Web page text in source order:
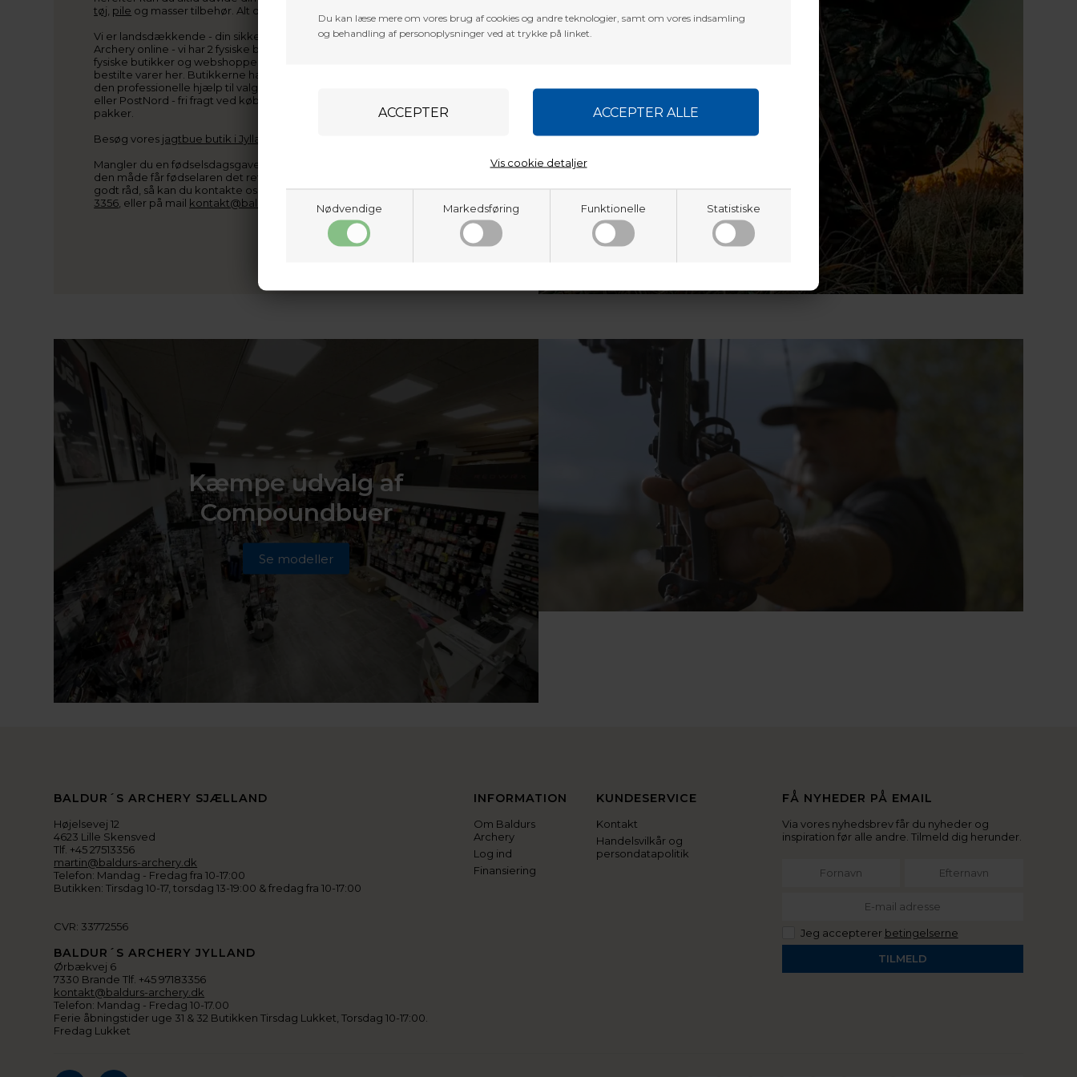
Du kan læse mere om vores brug af cookies og andre teknologier, samt om vores indsamling
og behandling af personoplysninger ved at trykke på linket.
Nødvendige Markedsføring Funktionelle Statistiske
Vis cookie detaljer
tøj, pile og masser tilbehør. Alt dette kan du finde her på siden.
Vi er landsdækkende - din sikkerhed ved køb. Du finder ikke kun Baldur ́s
Archery online - vi har 2 fysiske butikker placeret i Jylland og Sjælland. De
fysiske butikker og webshoppen arbejder sammen, så du kan afhente
bestilte varer her. Butikkerne har også et stort sortiment, hvor du også kan få
den professionelle hjælp til valg af udstyr samt instruktion. Vi sender med GLS
eller PostNord - fri fragt ved køb over kr. 800,-, med undtagelse af volumen
pakker.
Besøg vores jagtbue butik i Jylland
Mangler du en fødselsdagsgave? Køb et gavekort til Baldur ́s Archery - på
den måde får fødselaren det rette udstyr Ved spørgsmål og/eller behov for et
godt råd, så kan du kontakte os på telefon, Baldur:9718 3356, eller Martin:2751
3356, eller på mail kontakt@baldurs-archery.dk
Kæmpe udvalg af
Compoundbuer
Se modeller
BALDUR´S ARCHERY SJÆLLAND
Højelsevej 12
4623 Lille Skensved
Tlf. +45 27513356
martin@baldurs-archery.dk
Telefon: Mandag - Fredag fra 10-17:00
Butikken: Tirsdag 10-17, torsdag 13-19:00 & fredag fra 10-17:00
CVR: 33772556
BALDUR´S ARCHERY JYLLAND
Ørbækvej 6
7330 Brande Tlf. +45 97183356
kontakt@baldurs-archery.dk
Telefon: Mandag - Fredag 10-17.00
Ferie åbningstider uge 31 & 32 Butikken Tirsdag Lukket, Torsdag 10-17:00.
Fredag Lukket
INFORMATION
Om Baldurs
Archery
Log ind
Finansiering
KUNDESERVICE
Kontakt
Handelsvilkår og
persondatapolitik
FÅ NYHEDER PÅ EMAIL
Via vores nyhedsbrev får du nyheder og
inspiration før alle andre. Tilmeld dig herunder.
Jeg accepterer betingelserne